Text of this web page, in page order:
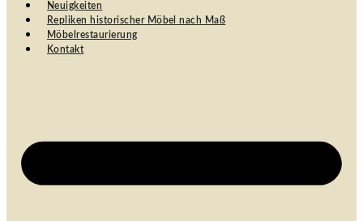
Neuigkeiten
Repliken historischer Möbel nach Maß
Möbelrestaurierung
Kontakt